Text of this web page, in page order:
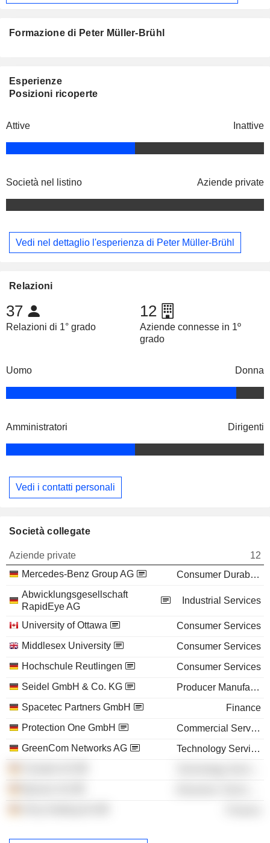
Formazione di Peter Müller-Brühl
Esperienze
Posizioni ricoperte
Attive Inattive
Società nel listino Aziende private
Vedi nel dettaglio l'esperienza di Peter Müller-Brühl
Relazioni
37
Relazioni di 1° grado
12
Aziende connesse in 1º
grado
Uomo Donna
Amministratori Dirigenti
Vedi i contatti personali
Società collegate
Aziende private
12
Mercedes-Benz Group AG
Consumer Durables
Abwicklungsgesellschaft
RapidEye AG
Industrial Services
University of Ottawa
Consumer Services
Middlesex University
Consumer Services
Hochschule Reutlingen
Consumer Services
Seidel GmbH & Co. KG
Producer Manufacturing
Spacetec Partners GmbH
Finance
Protection One GmbH
Commercial Services
GreenCom Networks AG
Technology Services